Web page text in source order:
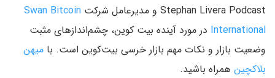
Stephan Livera Podcast و مدیرعامل شرکت
Swan Bitcoin
International در مورد آینده بیت کوین، چشم‌اندازهای مثبت
وضعیت بازار و نکات مهم بازار خرسی بیت‌کوین است. با میهن
بلاکچین همراه باشید.